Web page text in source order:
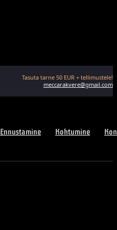
Tasuta tarne 50 EUR + tellimustele!
meccarakvere@gmail.com
Ennustamine Kohtumine